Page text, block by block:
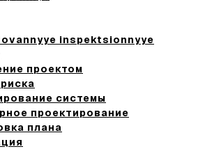
inspektsionnyye
проектом
системы
проектирование
плана